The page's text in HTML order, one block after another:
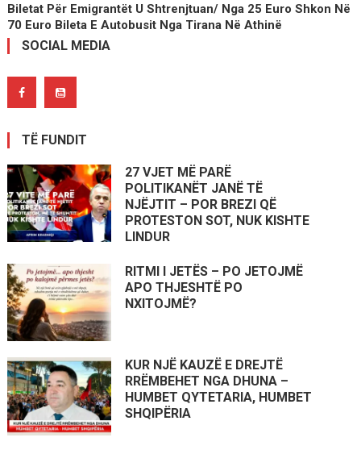
Biletat Për Emigrantët U Shtrenjtuan/ Nga 25 Euro Shkon Në
70 Euro Bileta E Autobusit Nga Tirana Në Athinë
SOCIAL MEDIA
TË FUNDIT
27 VJET MË PARË
POLITIKANËT JANË TË
NJËJTIT – POR BREZI QË
PROTESTON SOT, NUK KISHTE
LINDUR
RITMI I JETËS – PO JETOJMË
APO THJESHTË PO
NXITOJMË?
KUR NJË KAUZË E DREJTË
RRËMBEHET NGA DHUNA –
HUMBET QYTETARIA, HUMBET
SHQIPËRIA